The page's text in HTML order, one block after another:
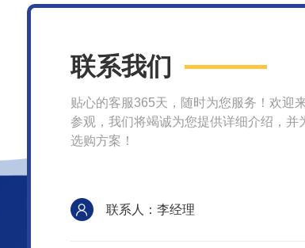
联系我们
贴心的客服365天，随时为您服务！欢迎
参观，我们将竭诚为您提供详细介绍，并
选购方案！
联系人：李经理